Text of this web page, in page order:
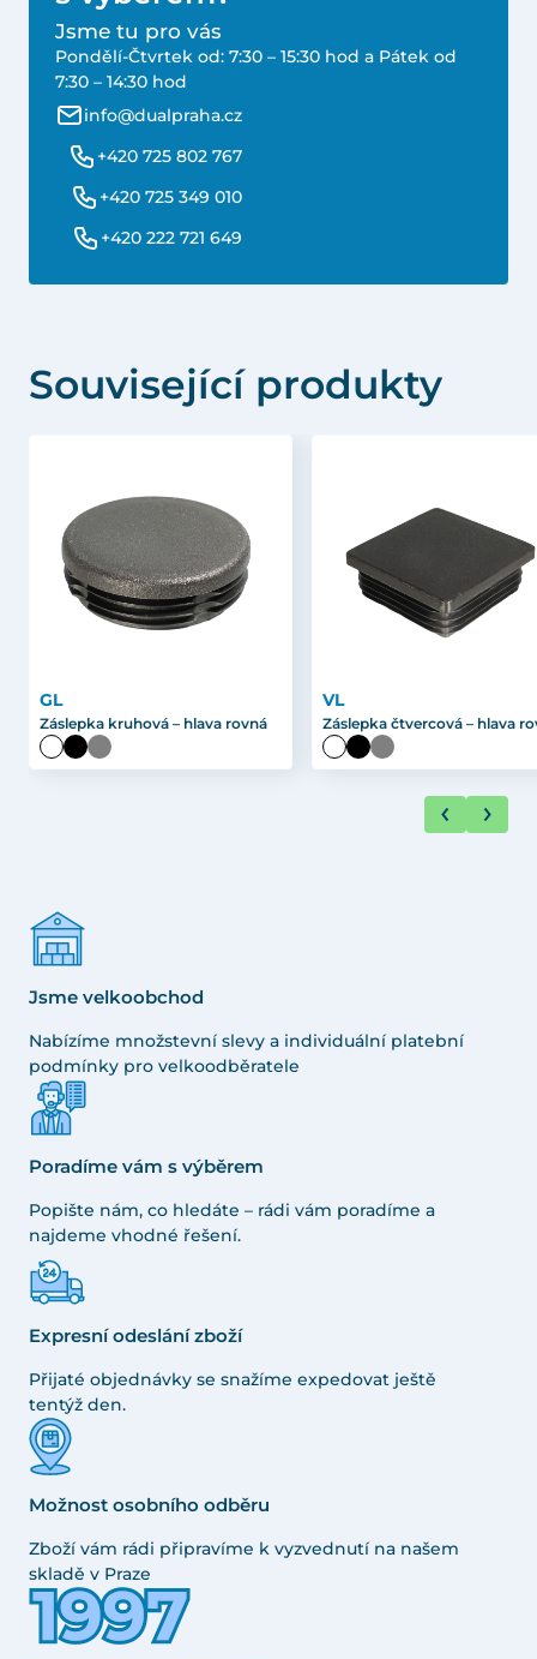
Jsme tu pro vás
Pondělí-Čtvrtek od: 7:30 – 15:30 hod a Pátek od
7:30 – 14:30 hod
info@dualpraha.cz
+420 725 802 767
+420 725 349 010
+420 222 721 649
Související produkty
GL
Záslepka kruhová – hlava rovná
VL
Záslepka čtvercová – hlava
Jsme velkoobchod
Nabízíme množstevní slevy a individuální platební
podmínky pro velkoodběratele
Poradíme vám s výběrem
Popište nám, co hledáte – rádi vám poradíme a
najdeme vhodné řešení.
Expresní odeslání zboží
Přijaté objednávky se snažíme expedovat ještě
tentýž den.
Možnost osobního odběru
Zboží vám rádi připravíme k vyzvednutí na našem
skladě v Praze